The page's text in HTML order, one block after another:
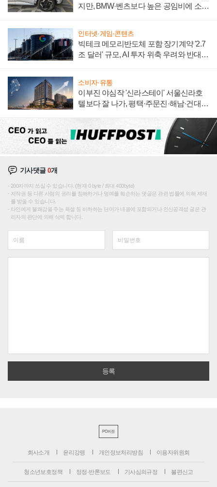
지만, BMW·벤츠보다 높은 공임비에 소비
인터넷·게임·콘텐츠
빅테크 메모리반도체 포함 장기계약 '2.7
조 달러' 규모, AI 투자 위축 우려와 반대
소비자·유통
이부진 야심작 '신라스테이' 서울신라호
텔보다 잘 나가, 평택·주문진·해남·건대로
기사댓글0개
200자까지 쓰실 수 있습니다. (현재 0 byte / 최대 400byte)
저작권 등 다른 사람의 권리를 침해하거나 명예를 훼손하는 댓글은 관련 법률에 의해 제재
를 받을 수 있습니다.
타인에게 불쾌감을 주는 욕설 등 비하하는 단어가 내용에 포함되거나 인신공격성 글은 관
리자의 판단에 의해 삭제 합니다.
PC버전
회사소개 윤리강령 개인정보처리방침 이용자위원회
청소년보호정책 정정·반론보도 기사심의규정 불편신고